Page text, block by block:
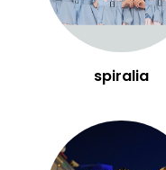
spiralia